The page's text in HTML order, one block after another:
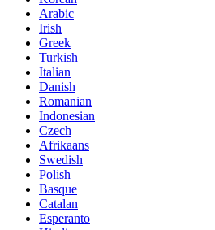
Arabic
Irish
Greek
Turkish
Italian
Danish
Romanian
Indonesian
Czech
Afrikaans
Swedish
Polish
Basque
Catalan
Esperanto